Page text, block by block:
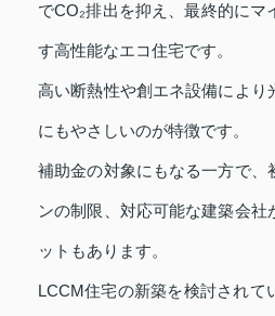
でCO₂排出を抑え、最終的にマ
す高性能なエコ住宅です。
高い断熱性や創エネ設備により
にもやさしいのが特徴です。
補助金の対象にもなる一方で、
ンの制限、対応可能な建築会社
ットもあります。
LCCM住宅の新築を検討されて